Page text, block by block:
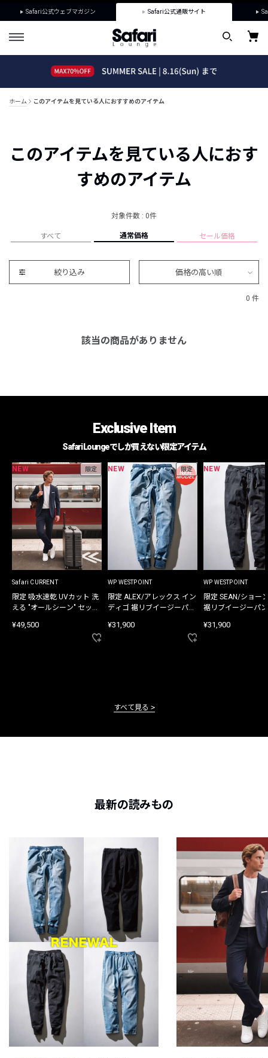
Safari公式ウェブマガジン Safari公式通販サイト
ホーム このアイテムを見ている人におすすめのアイテム
このアイテムを見ている人におす
すめのアイテム
対象件数 : 0件
すべて 通常価格 セール価格
絞り込み 価格の高い順
0 件
該当の商品がありません
Exclusive Item
Safari Loungeでしか買えない限定アイテム
NEW 限定
Safari CURRENT
限定 吸水速乾 UVカット 洗
える "オールシーン" セット
¥49,500
NEW 限定
WP WESTPOINT
限定 ALEX/アレックス イン
ディゴ 裾リブイージーパン
¥31,900
NEW
WP WESTPOINT
限定 SEAN/ショー
裾リブイージーパ
¥31,900
すべて見る
最新の読みもの